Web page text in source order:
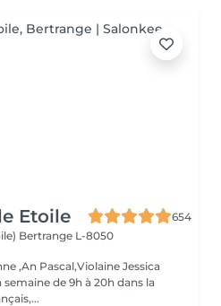
Etoile
654
Bertrange L-8050
,An Pascal,Violaine Jessica
de 9h à 20h dans la
: français,...